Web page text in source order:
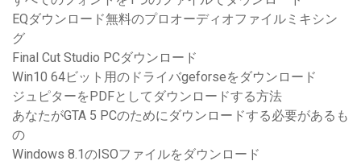
EQダウンロード無料のプロオーディオファイルミキシン
グ
Final Cut Studio PCダウンロード
Win10 64ビット用のドライバgeforseをダウンロード
ジュピターをPDFとしてダウンロードする方法
あなたがGTA 5 PCのためにダウンロードする必要があるも
の
Windows 8.1のISOファイルをダウンロード